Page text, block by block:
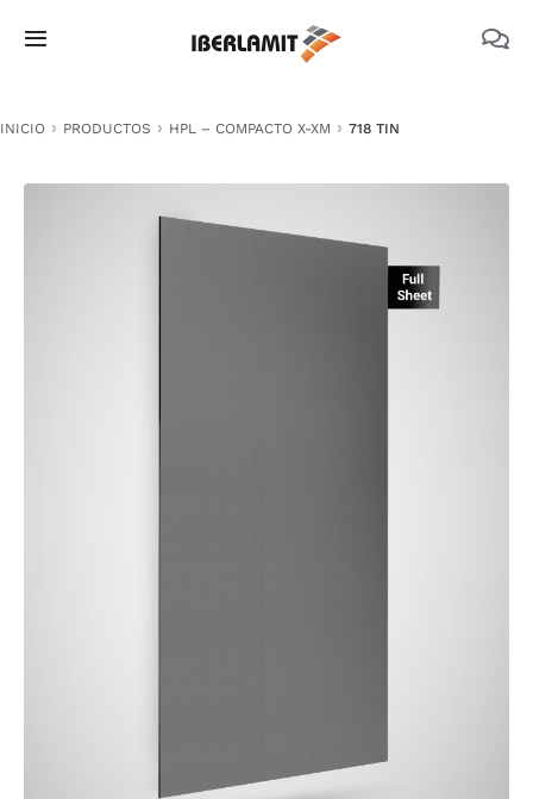
Toggle
NOSOTROS
INICIO PRODUCTOS HPL – COMPACTO X-XM 718 TIN